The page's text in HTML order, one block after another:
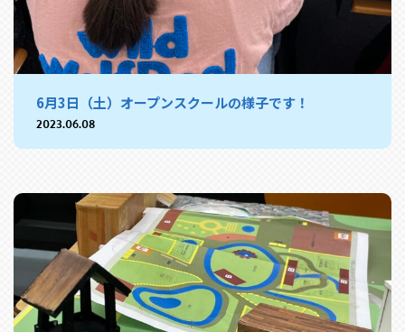
6月3日（土）オープンスクールの様子です！
2023.06.08